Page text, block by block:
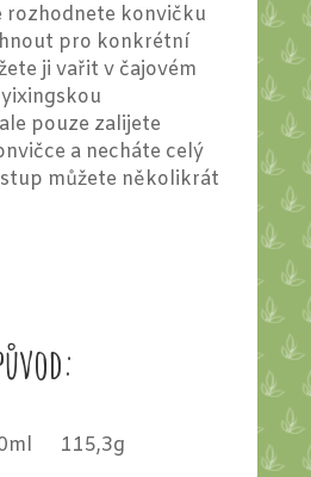
rozhodnete konvičku
pro konkrétní
ji vařit v čajovém
pouze zalijete
a necháte celý
můžete několikrát
115,3g